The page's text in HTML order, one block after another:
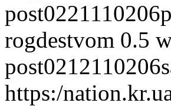
rogdestvom 0.5
https:/